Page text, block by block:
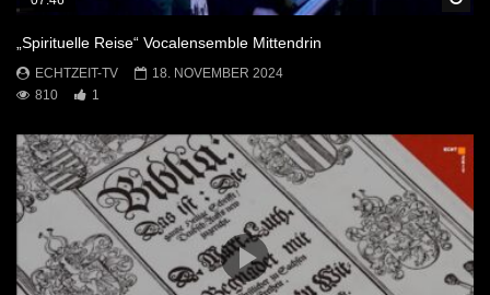
„Spirituelle Reise“ Vocalensemble Mittendrin
ECHTZEIT-TV
18. NOVEMBER 2024
810
1